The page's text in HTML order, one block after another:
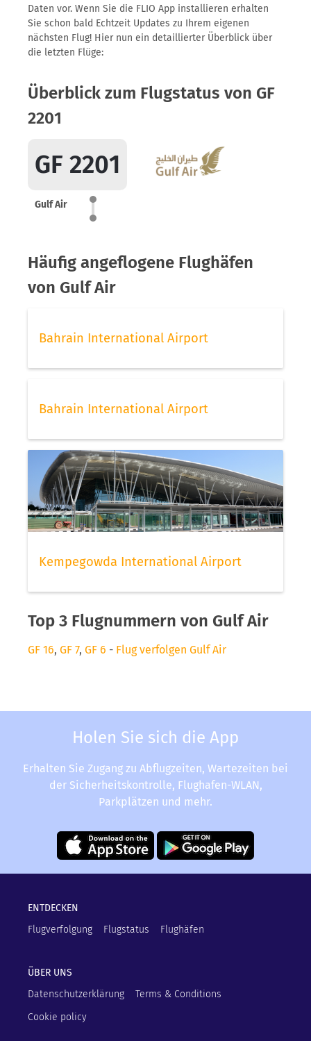
Daten vor. Wenn Sie die FLIO App installieren erhalten
Sie schon bald Echtzeit Updates zu Ihrem eigenen
nächsten Flug! Hier nun ein detaillierter Überblick über
die letzten Flüge:
Überblick zum Flugstatus von GF
2201
GF 2201
Gulf Air
Häufig angeflogene Flughäfen
von Gulf Air
Bahrain International Airport
Bahrain International Airport
Kempegowda International Airport
Top 3 Flugnummern von Gulf Air
GF 16, GF 7, GF 6 - Flug verfolgen Gulf Air
Holen Sie sich die App
Erhalten Sie Zugang zu Abflugzeiten, Wartezeiten bei
der Sicherheitskontrolle, Flughafen-WLAN,
Parkplätzen und mehr.
ENTDECKEN
Flugverfolgung
Flugstatus Flughäfen
ÜBER UNS
Datenschutzerklärung
Terms & Conditions
Cookie policy